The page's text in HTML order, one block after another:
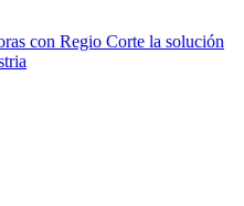
con Regio Corte la solución